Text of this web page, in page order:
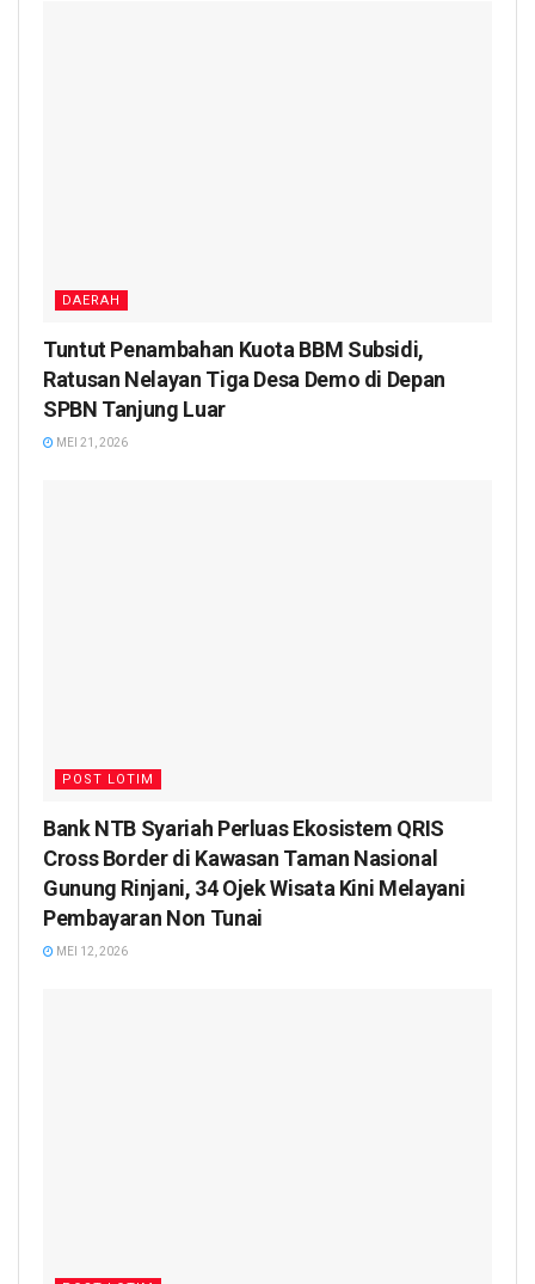
DAERAH
Tuntut Penambahan Kuota BBM Subsidi,
Ratusan Nelayan Tiga Desa Demo di Depan
SPBN Tanjung Luar
MEI 21, 2026
POST LOTIM
Bank NTB Syariah Perluas Ekosistem QRIS
Cross Border di Kawasan Taman Nasional
Gunung Rinjani, 34 Ojek Wisata Kini Melayani
Pembayaran Non Tunai
MEI 12, 2026